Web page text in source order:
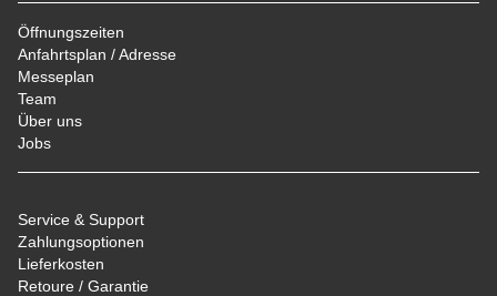
Öffnungszeiten
Anfahrtsplan / Adresse
Messeplan
Team
Über uns
Jobs
Service & Support
Zahlungsoptionen
Lieferkosten
Retoure / Garantie